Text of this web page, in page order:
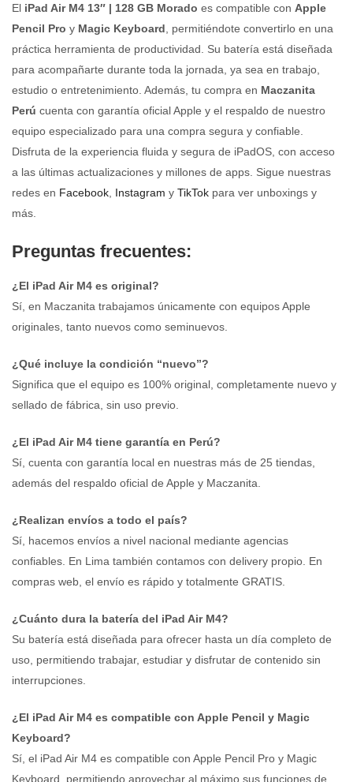
El iPad Air M4 13″ | 128 GB Morado es compatible con Apple
Pencil Pro y Magic Keyboard , permitiéndote convertirlo en una
práctica herramienta de productividad. Su batería está diseñada
para acompañarte durante toda la jornada, ya sea en trabajo,
estudio o entretenimiento. Además, tu compra en Maczanita
Perú cuenta con garantía oficial Apple y el respaldo de nuestro
equipo especializado para una compra segura y confiable.
Disfruta de la experiencia fluida y segura de iPadOS, con acceso
a las últimas actualizaciones y millones de apps. Sigue nuestras
redes en Facebook Instagram y TikTok para ver unboxings y
más.
Preguntas frecuentes:
¿El iPad Air M4 es original?
Sí, en Maczanita trabajamos únicamente con equipos Apple
originales, tanto nuevos como seminuevos.
¿Qué incluye la condición “nuevo”?
Significa que el equipo es 100% original, completamente nuevo y
sellado de fábrica, sin uso previo.
¿El iPad Air M4 tiene garantía en Perú?
Sí, cuenta con garantía local en nuestras más de 25 tiendas,
además del respaldo oficial de Apple y Maczanita.
¿Realizan envíos a todo el país?
Sí, hacemos envíos a nivel nacional mediante agencias
confiables. En Lima también contamos con delivery propio. En
compras web, el envío es rápido y totalmente GRATIS.
¿Cuánto dura la batería del iPad Air M4?
Su batería está diseñada para ofrecer hasta un día completo de
uso, permitiendo trabajar, estudiar y disfrutar de contenido sin
interrupciones.
¿El iPad Air M4 es compatible con Apple Pencil y Magic
Keyboard?
Sí, el iPad Air M4 es compatible con Apple Pencil Pro y Magic
Keyboard, permitiendo aprovechar al máximo sus funciones de